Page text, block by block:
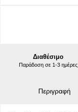
Διαθέσιμο
Παράδοση σε 1-3 ημέρες
Περιγραφή